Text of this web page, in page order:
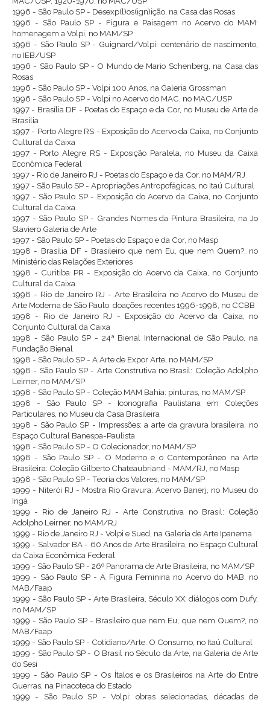
1996 - São Paulo SP - Desexp(l)os(ign)ição, na Casa das Rosas
1996 - São Paulo SP - Figura e Paisagem no Acervo do MAM:
homenagem a Volpi, no MAM/SP
1996 - São Paulo SP - Guignard/Volpi: centenário de nascimento,
no IEB/USP
1996 - São Paulo SP - O Mundo de Mario Schenberg, na Casa das
Rosas
1996 - São Paulo SP - Volpi 100 Anos, na Galeria Grossman
1996 - São Paulo SP - Volpi no Acervo do MAC, no MAC/USP
1997 - Brasília DF - Poetas do Espaço e da Cor, no Museu de Arte de
Brasília
1997 - Porto Alegre RS - Exposição do Acervo da Caixa, no Conjunto
Cultural da Caixa
1997 - Porto Alegre RS - Exposição Paralela, no Museu da Caixa
Econômica Federal
1997 - Rio de Janeiro RJ - Poetas do Espaço e da Cor, no MAM/RJ
1997 - São Paulo SP - Apropriações Antropofágicas, no Itaú Cultural
1997 - São Paulo SP - Exposição do Acervo da Caixa, no Conjunto
Cultural da Caixa
1997 - São Paulo SP - Grandes Nomes da Pintura Brasileira, na Jo
Slaviero Galeria de Arte
1997 - São Paulo SP - Poetas do Espaço e da Cor, no Masp
1998 - Brasília DF - Brasileiro que nem Eu, que nem Quem?, no
Ministério das Relações Exteriores
1998 - Curitiba PR - Exposição do Acervo da Caixa, no Conjunto
Cultural da Caixa
1998 - Rio de Janeiro RJ - Arte Brasileira no Acervo do Museu de
Arte Moderna de São Paulo: doações recentes 1996-1998, no CCBB
1998 - Rio de Janeiro RJ - Exposição do Acervo da Caixa, no
Conjunto Cultural da Caixa
1998 - São Paulo SP - 24ª Bienal Internacional de São Paulo, na
Fundação Bienal
1998 - São Paulo SP - A Arte de Expor Arte, no MAM/SP
1998 - São Paulo SP - Arte Construtiva no Brasil: Coleção Adolpho
Leirner, no MAM/SP
1998 - São Paulo SP - Coleção MAM Bahia: pinturas, no MAM/SP
1998 - São Paulo SP - Iconografia Paulistana em Coleções
Particulares, no Museu da Casa Brasileira
1998 - São Paulo SP - Impressões: a arte da gravura brasileira, no
Espaço Cultural Banespa-Paulista
1998 - São Paulo SP - O Colecionador, no MAM/SP
1998 - São Paulo SP - O Moderno e o Contemporâneo na Arte
Brasileira: Coleção Gilberto Chateaubriand - MAM/RJ, no Masp
1998 - São Paulo SP - Teoria dos Valores, no MAM/SP
1999 - Niterói RJ - Mostra Rio Gravura: Acervo Banerj, no Museu do
Ingá
1999 - Rio de Janeiro RJ - Arte Construtiva no Brasil: Coleção
Adolpho Leirner, no MAM/RJ
1999 - Rio de Janeiro RJ - Volpi e Sued, na Galeria de Arte Ipanema
1999 - Salvador BA - 60 Anos de Arte Brasileira, no Espaço Cultural
da Caixa Econômica Federal
1999 - São Paulo SP - 26º Panorama de Arte Brasileira, no MAM/SP
1999 - São Paulo SP - A Figura Feminina no Acervo do MAB, no
MAB/Faap
1999 - São Paulo SP - Arte Brasileira, Século XX: diálogos com Dufy,
no MAM/SP
1999 - São Paulo SP - Brasileiro que nem Eu, que nem Quem?, no
MAB/Faap
1999 - São Paulo SP - Cotidiano/Arte. O Consumo, no Itaú Cultural
1999 - São Paulo SP - O Brasil no Século da Arte, na Galeria de Arte
do Sesi
1999 - São Paulo SP - Os Ítalos e os Brasileiros na Arte do Entre
Guerras, na Pinacoteca do Estado
1999 - São Paulo SP - Volpi: obras selecionadas, décadas de